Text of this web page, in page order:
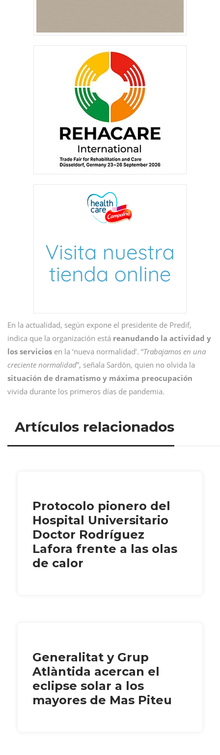
En la actualidad, según expone el presidente de Predif,
indica que la organización está reanudando la actividad y
los servicios en la ‘nueva normalidad’. “Trabajamos en una
creciente normalidad”, señala Sardón, quien no olvida la
situación de dramatismo y máxima preocupación
vivida durante los primeros días de pandemia.
Artículos relacionados
Protocolo pionero del
Hospital Universitario
Doctor Rodríguez
Lafora frente a las olas
de calor
Generalitat y Grup
Atlàntida acercan el
eclipse solar a los
mayores de Mas Piteu